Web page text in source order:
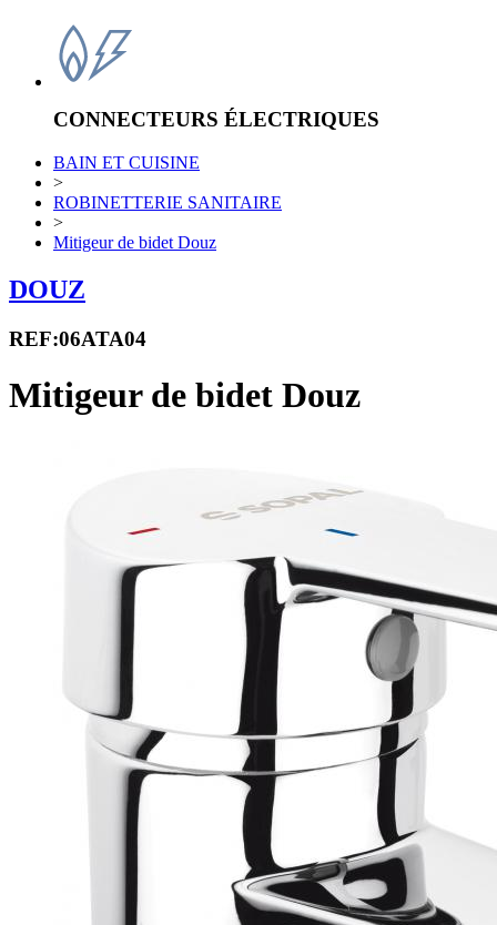
CONNECTEURS ÉLECTRIQUES
BAIN ET CUISINE
>
ROBINETTERIE SANITAIRE
>
Mitigeur de bidet Douz
DOUZ
REF:06ATA04
Mitigeur de bidet Douz